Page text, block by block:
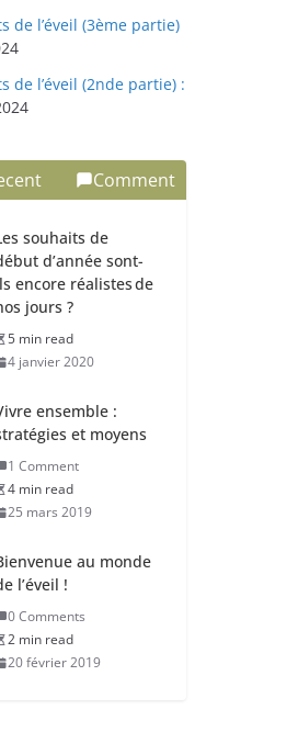
de l’éveil (3ème partie)
de l’éveil (2nde partie) :
Comment
souhaits de
d’année sont-
encore réalistes de
jours ?
5 min read
4 janvier 2020
ensemble :
et moyens
1 Comment
4 min read
25 mars 2019
au monde
l’éveil !
0 Comments
2 min read
20 février 2019